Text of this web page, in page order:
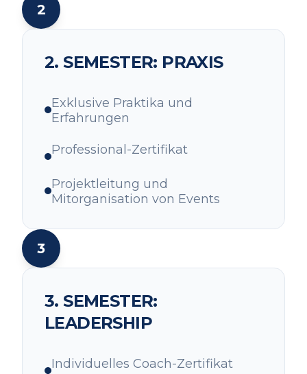
2
2. SEMESTER: PRAXIS
Exklusive Praktika und
Erfahrungen
Professional-Zertifikat
Projektleitung und
Mitorganisation von Events
3
3. SEMESTER:
LEADERSHIP
Individuelles Coach-Zertifikat